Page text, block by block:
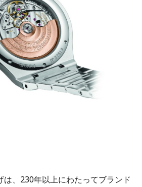
は、230年以上にわたってブランド